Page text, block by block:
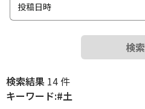
投稿日時
検索
検索結果 14 件
キーワード:#土